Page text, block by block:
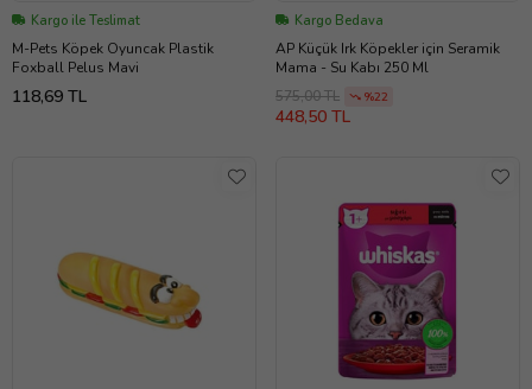
Kargo ile Teslimat
M-Pets Köpek Oyuncak Plastik
Foxball Pelus Mavi
118,69 TL
Kargo Bedava
AP Küçük Irk Köpekler için Seramik
Mama - Su Kabı 250 Ml
575,00 TL
%22
448,50 TL